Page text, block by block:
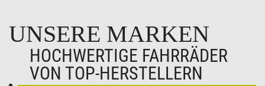
UNSERE MARKEN
HOCHWERTIGE FAHRRÄDER
VON TOP-HERSTELLERN